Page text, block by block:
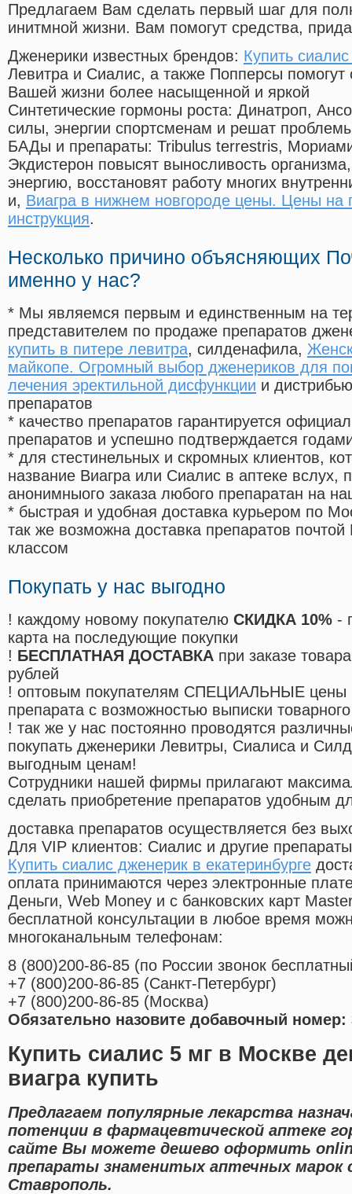
Предлагаем Вам сделать первый шаг для
инитмной жизни. Вам помогут средства,
Дженерики известных брендов: Купить
Левитра и Сиалис, а также Попперсы помогут
Вашей жизни более насыщенной и яркой
Синтетические гормоны роста: Динатроп,
силы, энергии спортсменам и решат
БАДы и препараты: Tribulus terrestris,
Экдистерон повысят выносливость
энергию, восстановят работу многих
и, Виагра в нижнем новгороде цены. Цены на
инструкция.
Несколько причино объясняющих
именно у нас?
* Мы являемся первым и единственным на
представителем по продаже препаратов
купить в питере левитра, силденафила,
майкопе. Огромный выбор дженериков для
лечения эректильной дисфункции и
препаратов
* качество препаратов гарантируется
препаратов и успешно подтверждается
* для стестинельных и скромных клиентов,
название Виагра или Сиалис в аптеке вслух,
анонимныого заказа любого препаратан на
* быстрая и удобная доставка курьером по
так же возможна доставка препаратов
классом
Покупать у нас выгодно
! каждому новому покупателю СКИДКА 10% -
карта на последующие покупки
! БЕСПЛАТНАЯ ДОСТАВКА при заказе
рублей
! оптовым покупателям СПЕЦИАЛЬНЫЕ цены
препарата с возможностью выписки
! так же у нас постоянно проводятся
покупать дженерики Левитры, Сиалиса и
выгодным ценам!
Cотрудники нашей фирмы прилагают
сделать приобретение препаратов удобным
доставка препаратов осуществляется без
Для VIP клиентов: Сиалис и другие
Купить сиалис дженерик в екатеринбурге
оплата принимаются через электронные
Деньги, Web Money и с банковских карт
бесплатной консультации в любое время
многоканальным телефонам:
8 (800)200-86-85 (по России звонок
+7 (800)200-86-85 (Санкт-Петербург)
+7 (800)200-86-85 (Москва)
Обязательно назовите добавочный номер:
Купить сиалис 5 мг в Москве
виагра купить
Предлагаем популярные лекарства
потенции в фармацевтической аптеке
сайте Вы можете дешево оформить
препараты знаменитых аптечных марок
Ставрополь.